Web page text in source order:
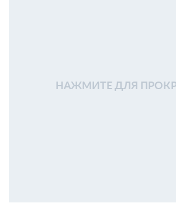
НАЖМИТЕ ДЛЯ